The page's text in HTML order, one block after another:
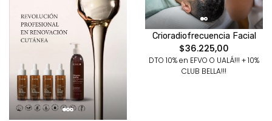
Crioradiofrecuencia Facial
$36.225,00
DTO 10% en EFVO O UALÁ!!! + 10%
CLUB BELLA!!!